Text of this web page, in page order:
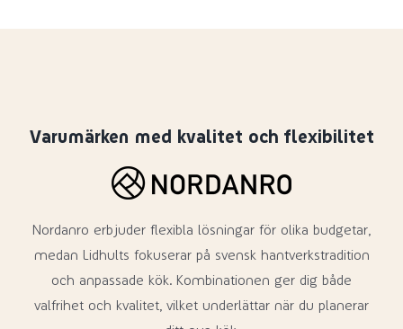
Varumärken med kvalitet och flexibilitet
Nordanro erbjuder flexibla lösningar för olika budgetar,
medan Lidhults fokuserar på svensk hantverkstradition
och anpassade kök. Kombinationen ger dig både
valfrihet och kvalitet, vilket underlättar när du planerar